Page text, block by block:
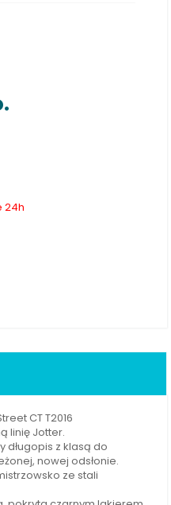
24h
CT T2016
linię Jotter.
długopis z klasą do
nowej odsłonie.
ze stali